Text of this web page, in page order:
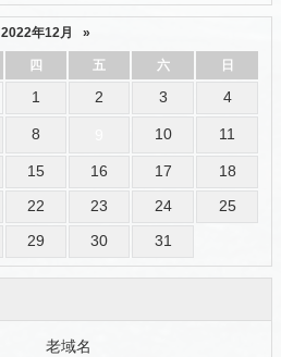
2022年12月 »
四 五 六 日
1 2 3 4
8 10 11
15 16 17
18
22 23 24
25
29 30 31
老域名